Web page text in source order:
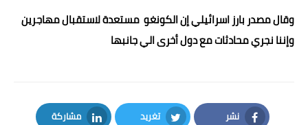
وقال مصدر بارز اسرائيلي إن الكونغو مستعدة لاستقبال مهاجرين
وإننا نجري محادثات مع دول أخرى الي جانبها
نشر تغريد مشاركة